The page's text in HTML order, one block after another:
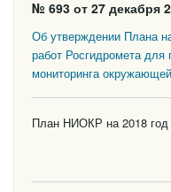
№ 693 от 27 декабря
Об утверждении Плана
работ Росгидромета для
мониторинга
План НИОКР на 2018 год